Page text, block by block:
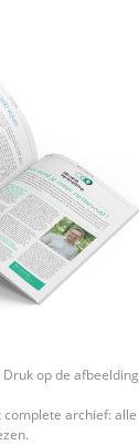
op de afbeelding
archief: alle